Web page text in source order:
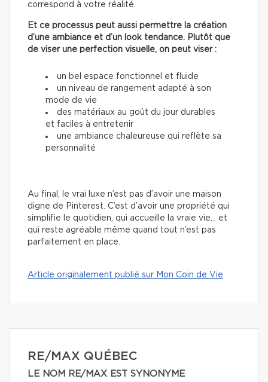
correspond à votre réalité.
Et ce processus peut aussi permettre la création
d’une ambiance et d’un look tendance. Plutôt que
de viser une perfection visuelle, on peut viser :
un bel espace fonctionnel et fluide
un niveau de rangement adapté à son
mode de vie
des matériaux au goût du jour durables
et faciles à entretenir
une ambiance chaleureuse qui reflète sa
personnalité
Au final, le vrai luxe n’est pas d’avoir une maison
digne de Pinterest. C’est d’avoir une propriété qui
simplifie le quotidien, qui accueille la vraie vie… et
qui reste agréable même quand tout n’est pas
parfaitement en place.
Article originalement publié sur Mon Coin de Vie
RE/MAX QUÉBEC
LE NOM RE/MAX EST SYNONYME